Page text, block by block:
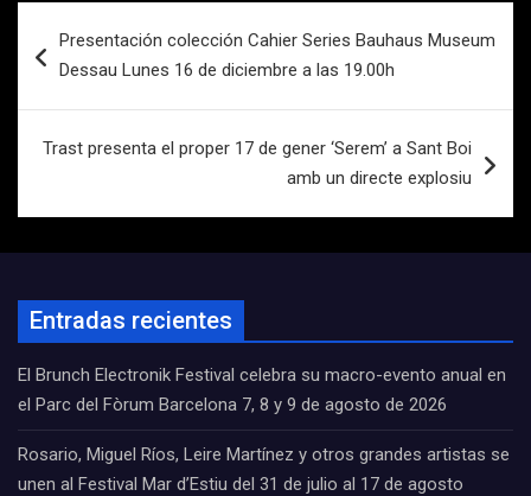
de
Presentación colección Cahier Series Bauhaus Museum
Dessau Lunes 16 de diciembre a las 19.00h
Trast presenta el proper 17 de gener ‘Serem’ a Sant Boi
amb un directe explosiu
Entradas recientes
El Brunch Electronik Festival celebra su macro-evento anual en
el Parc del Fòrum Barcelona 7, 8 y 9 de agosto de 2026
Rosario, Miguel Ríos, Leire Martínez y otros grandes artistas se
unen al Festival Mar d’Estiu del 31 de julio al 17 de agosto